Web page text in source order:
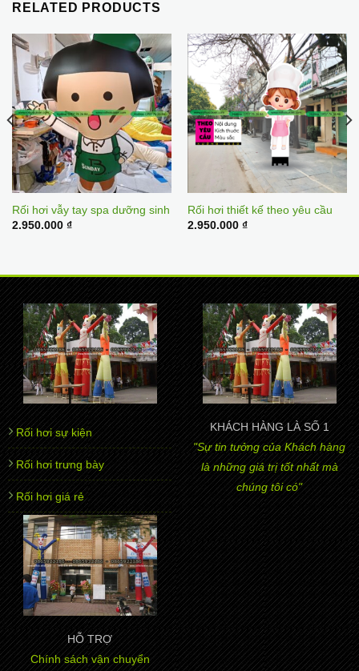
RELATED PRODUCTS
Rối hơi vẫy tay spa dưỡng sinh
2.950.000 ₫
Rối hơi thiết kế theo yêu cầu
2.950.000 ₫
Rối hơi sự kiện
Rối hơi trưng bày
Rối hơi giá rẻ
KHÁCH HÀNG LÀ SỐ 1
"Sự tin tưởng của Khách hàng
là những giá trị tốt nhất mà
chúng tôi có"
HỖ TRỢ
Chính sách vận chuyển